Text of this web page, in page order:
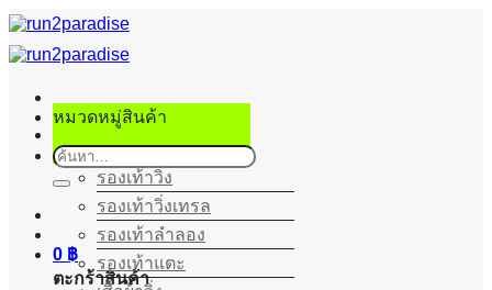
ข้าม
ไป
เนื้อหา
ค้นหา:
0 ฿
ตะกร้าสินค้า
หมวดหมู่สินค้า
รองเท้าวิ่ง
รองเท้าวิ่งเทรล
รองเท้าลำลอง
รองเท้าแตะ